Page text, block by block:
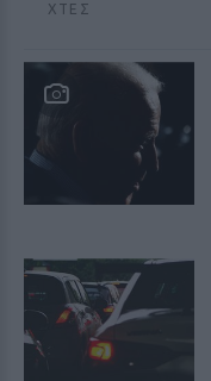
ΧΤΕΣ